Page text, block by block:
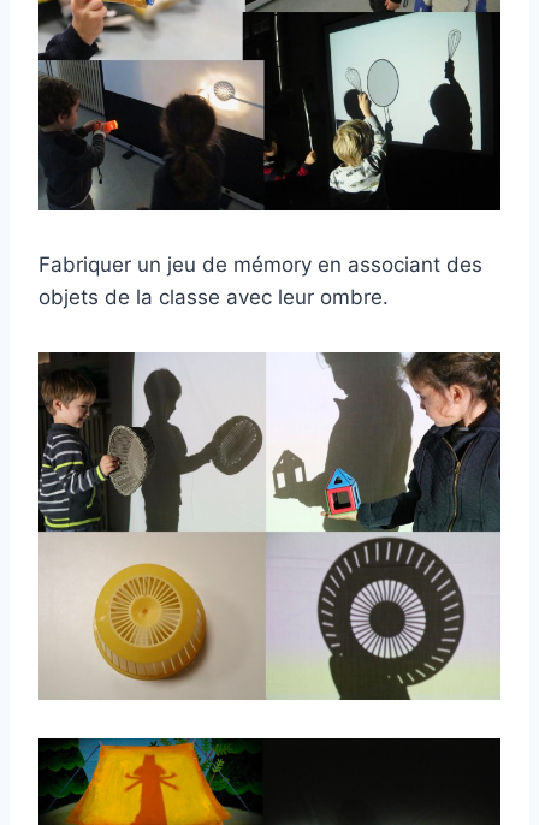
Fabriquer un jeu de mémory en associant des
objets de la classe avec leur ombre.